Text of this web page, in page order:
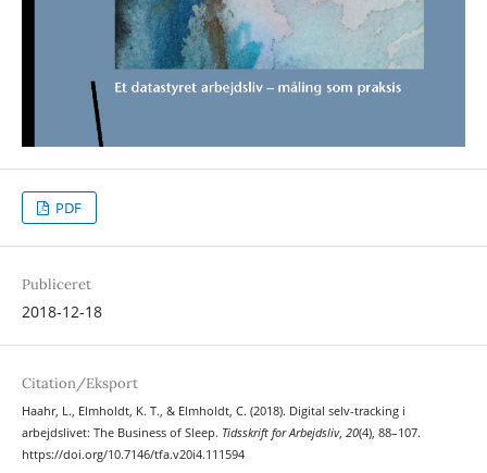
PDF
Publiceret
2018-12-18
Citation/Eksport
Haahr, L., Elmholdt, K. T., & Elmholdt, C. (2018). Digital selv-tracking i
arbejdslivet: The Business of Sleep. Tidsskrift for Arbejdsliv, 20(4), 88–107.
https://doi.org/10.7146/tfa.v20i4.111594